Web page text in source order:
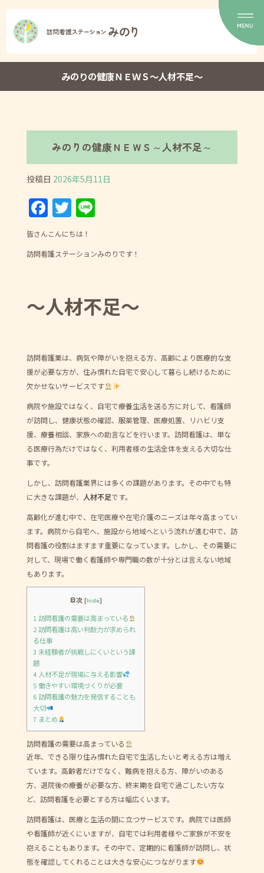
みのりの健康ＮＥＷＳ～人材不足～
みのりの健康ＮＥＷＳ～人材不足～
投稿日 2026年5月11日
F
a
c
e
o
o
T
w
itt
er
Li
e
皆さんこんにちは！
訪問看護ステーションみのりです！
～人材不足～
訪問看護業は、病気や障がいを抱える方、高齢により医療的な支
援が必要な方が、住み慣れた自宅で安心して暮らし続けるために
欠かせないサービスです
病院や施設ではなく、自宅で療養生活を送る方に対して、看護師
が訪問し、健康状態の確認、服薬管理、医療処置、リハビリ支
援、療養相談、家族への助言などを行います。訪問看護は、単な
る医療行為だけではなく、利用者様の生活全体を支える大切な仕
事です。
しかし、訪問看護業界には多くの課題があります。その中でも特
に大きな課題が、
人材不足です。
高齢化が進む中で、在宅医療や在宅介護のニーズは年々高まってい
ます。病院から自宅へ、施設から地域へという流れが進む中で、訪
問看護の役割はますます重要になっています。しかし、その需要に
対して、現場で働く看護師や専門職の数が十分とは言えない地域
もあります。
目次 [hide]
1 訪問看護の需要は高まっている
2訪問看護は高い判断力が求められ
る仕事
3 未経験者が挑戦しにくいという課
題
4人材不足が現場に与える影響
5働きやすい環境づくりが必要
6訪問看護の魅力を発信することも
大切
7まとめ
訪問看護の需要は高まっている
近年、できる限り住み慣れた自宅で生活したいと考える方は増え
ています。高齢者だけでなく、難病を抱える方、障がいのある
方、退院後の療養が必要な方、終末期を自宅で過ごしたい方な
ど、訪問看護を必要とする方は幅広くいます。
訪問看護は、医療と生活の間に立つサービスです。病院では医師
や看護師が近くにいますが、自宅では利用者様やご家族が不安を
抱えることもあります。その中で、定期的に看護師が訪問し、状
態を確認してくれることは大きな安心につながります